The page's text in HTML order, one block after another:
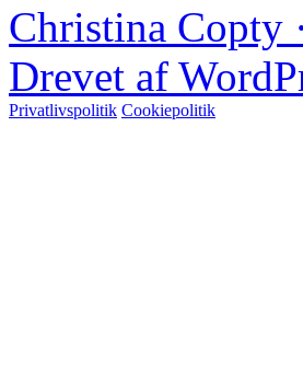
Christina Copty
Drevet af
Privatlivspolitik Cookiepolitik